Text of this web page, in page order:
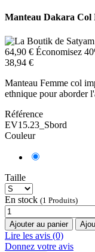
Manteau Dakara
64,90 € Économisez
38,94 €
Manteau Femme col
ethnique pour aborder
Référence
EV15.23_Sbord
Couleur
Taille
En stock (1 Produits)
Ajouter au panier
Lire les avis (0)
Donnez votre avis